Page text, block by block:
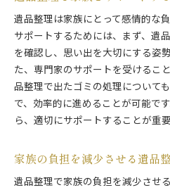
遺品整理は家族にとって感情的な
サポートするためには、まず、遺
を確認し、思い出を大切にする姿
た、専門家のサポートを受けるこ
品整理で出たゴミの処理について
で、効率的に進めることが可能で
ら、適切にサポートすることが重要
家族の負担を減少させる遺品
遺品整理で家族の負担を減少させ